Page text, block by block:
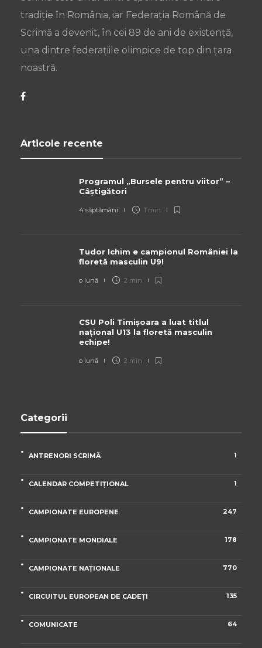
tradiție în România, iar Federația Română de
Scrimă a devenit, în cei 89 de ani de existență,
una dintre federațiile olimpice de top din țara
noastră.
Articole recente
Programul „Bursele pentru viitor” –
Câștigători
4 săptămâni 1 min
Tudor Ichim e campionul României la
floretă masculin U9!
o lună 2 min
CSU Poli Timișoara a luat titlul
național U13 la floretă masculin
echipe!
o lună 2 min
Categorii
ANTRENORI SCRIMĂ 1
CALENDAR COMPETIȚIONAL 1
CAMPIONATE EUROPENE 247
CAMPIONATE MONDIALE 178
CAMPIONATE NAȚIONALE 770
CIRCUITUL EUROPEAN DE CADEȚI 135
COMUNICATE 64